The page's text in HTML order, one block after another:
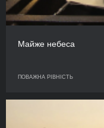
Майже небеса
ПОВАЖНА РІВНІСТЬ